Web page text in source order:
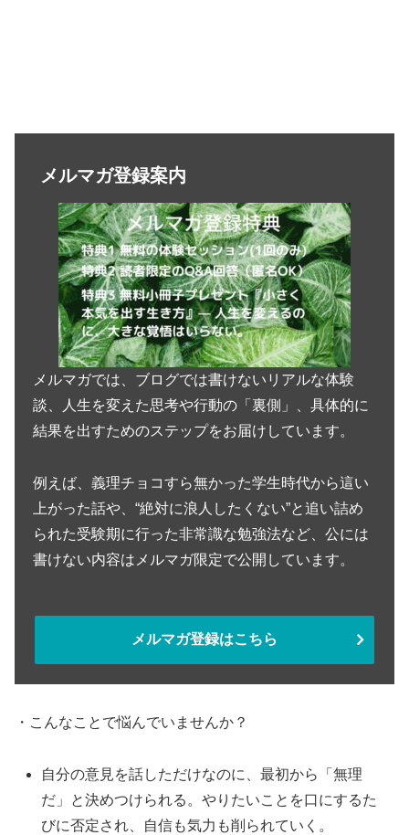
メルマガ登録案内
メルマガでは、ブログでは書けないリアルな体験
談、人生を変えた思考や行動の「裏側」、具体的に
結果を出すためのステップをお届けしています。
例えば、義理チョコすら無かった学生時代から這い
上がった話や、“絶対に浪人したくない”と追い詰め
られた受験期に行った非常識な勉強法など、公には
書けない内容はメルマガ限定で公開しています。
メルマガ登録はこちら
・こんなことで悩んでいませんか？
自分の意見を話しただけなのに、最初から「無理
だ」と決めつけられる。やりたいことを口にするた
びに否定され、自信も気力も削られていく。